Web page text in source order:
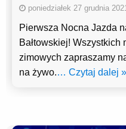
poniedziałek 27 grudnia
Pierwsza Nocna Jazda
Bałtowskiej! Wszystkich
zimowych zapraszamy
na żywo.… Czytaj dalej »